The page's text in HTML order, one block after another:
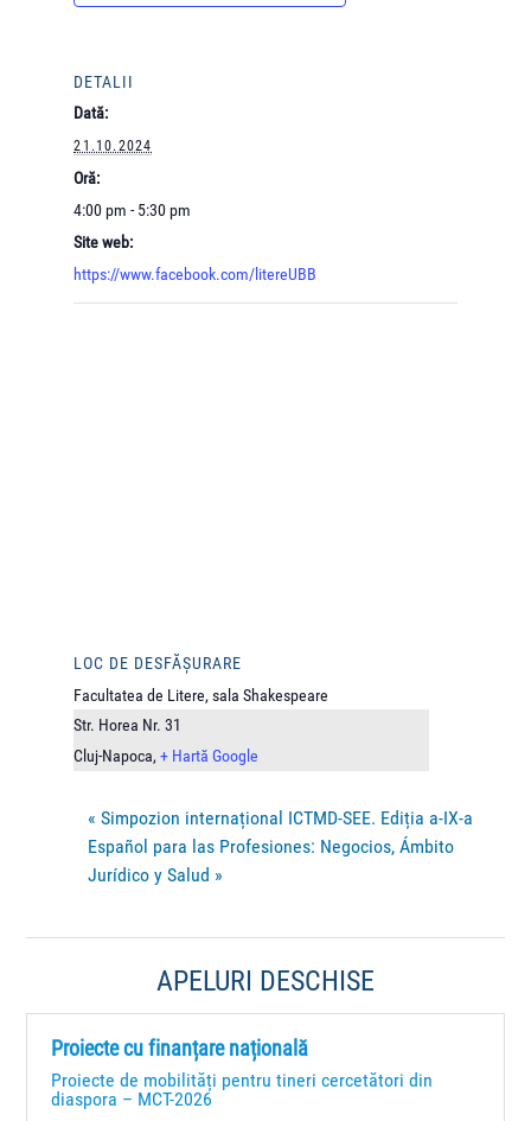
DETALII
Dată:
21.10.2024
Oră:
4:00 pm - 5:30 pm
Site web:
https://www.facebook.com/litereUBB
LOC DE DESFĂȘURARE
Facultatea de Litere, sala Shakespeare
Str. Horea Nr. 31
Cluj-Napoca, + Hartă Google
« Simpozion internațional ICTMD-SEE. Ediția a-IX-a
Español para las Profesiones: Negocios, Ámbito
Jurídico y Salud »
APELURI DESCHISE
Proiecte cu finanțare națională
Proiecte de mobilități pentru tineri cercetători din
diaspora – MCT-2026